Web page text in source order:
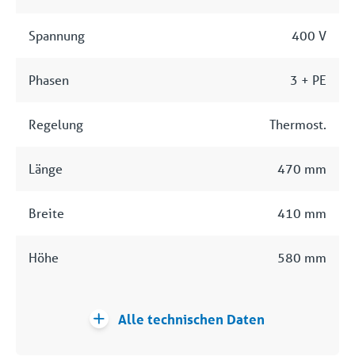
Spannung 400 V
Phasen 3 + PE
Regelung Thermost.
Länge 470 mm
Breite 410 mm
Höhe 580 mm
Alle technischen Daten